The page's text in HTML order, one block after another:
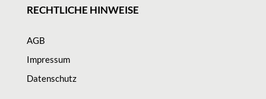
RECHTLICHE HINWEISE
AGB
Impressum
Datenschutz